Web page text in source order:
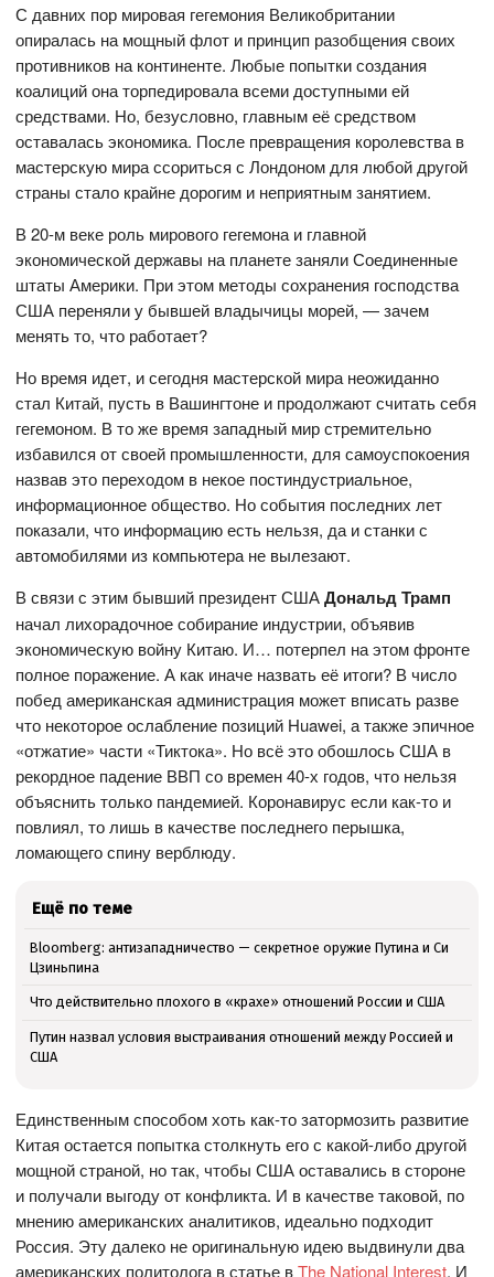
С давних пор мировая гегемония Великобритании
опиралась на мощный флот и принцип разобщения своих
противников на континенте. Любые попытки создания
коалиций она торпедировала всеми доступными ей
средствами. Но, безусловно, главным её средством
оставалась экономика. После превращения королевства в
мастерскую мира ссориться с Лондоном для любой другой
страны стало крайне дорогим и неприятным занятием.
В 20-м веке роль мирового гегемона и главной
экономической державы на планете заняли Соединенные
штаты Америки. При этом методы сохранения господства
США переняли у бывшей владычицы морей, — зачем
менять то, что работает?
Но время идет, и сегодня мастерской мира неожиданно
стал Китай, пусть в Вашингтоне и продолжают считать себя
гегемоном. В то же время западный мир стремительно
избавился от своей промышленности, для самоуспокоения
назвав это переходом в некое постиндустриальное,
информационное общество. Но события последних лет
показали, что информацию есть нельзя, да и станки с
автомобилями из компьютера не вылезают.
В связи с этим бывший президент СШАДональд Трамп
начал лихорадочное собирание индустрии, объявив
экономическую войну Китаю. И… потерпел на этом фронте
полное поражение. А как иначе назвать её итоги? В число
побед американская администрация может вписать разве
что некоторое ослабление позиций Huawei, а также эпичное
«отжатие» части «Тиктока». Но всё это обошлось США в
рекордное падение ВВП со времен 40-х годов, что нельзя
объяснить только пандемией. Коронавирус если как-то и
повлиял, то лишь в качестве последнего перышка,
ломающего спину верблюду.
Ещё по теме
Bloomberg: антизападничество — секретное оружие Путина и Си
Цзиньпина
Что действительно плохого в «крахе» отношений России и США
Путин назвал условия выстраивания отношений между Россией и
США
Единственным способом хоть как-то затормозить развитие
Китая остается попытка столкнуть его с какой-либо другой
мощной страной, но так, чтобы США оставались в стороне
и получали выгоду от конфликта. И в качестве таковой, по
мнению американских аналитиков, идеально подходит
Россия. Эту далеко не оригинальную идею выдвинули два
американских политолога в статье вThe National Interest. И